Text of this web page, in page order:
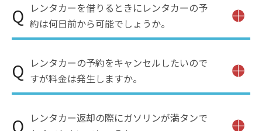
証をお持ちでない方への貸し出しは不可となりま
す。
Q レンタカーを借りるときにレンタカーの予
約は何日前から可能でしょうか。
A
基本的には当日～1週間前までに予約いた
だくことが可能です。
て予約可能日を調整しております。
Q レンタカーの予約をキャンセルしたいので
すが料金は発生しますか。
A
ご予約をされましたレンタカープランによ
ってはキャンセル料が発生する場合もござ
います。
料金に関する記載がございますので、ご予約やキ
Q レンタカー返却の際にガソリンが満タンで
レンタカー会社にもよりますが満タンでの